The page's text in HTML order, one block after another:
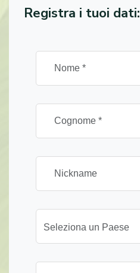
Registra i tuoi dati:
Seleziona un Paese